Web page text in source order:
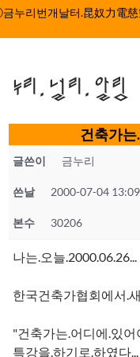
컨
뛰
기
누리.널리.알림
건축가
글쓴이 금누리
쓴날 2000-07-04 13:09
본수 30206
나는.오늘.2000.06.26...
한국건축가협회에서.
"건축가는.어디에.있
특강을.하기로.하였다...